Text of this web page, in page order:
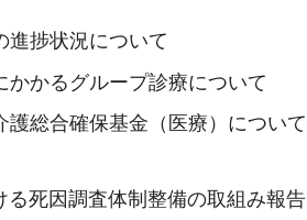
進捗状況について
かかるグループ診療について
護総合確保基金（医療）について
る死因調査体制整備の取組み報告